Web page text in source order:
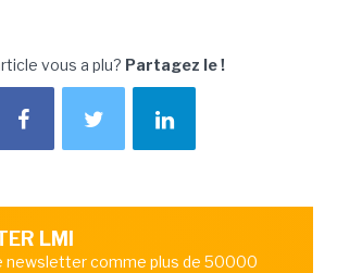
vous a plu? Partagez le !
LMI
newsletter comme plus de 50000